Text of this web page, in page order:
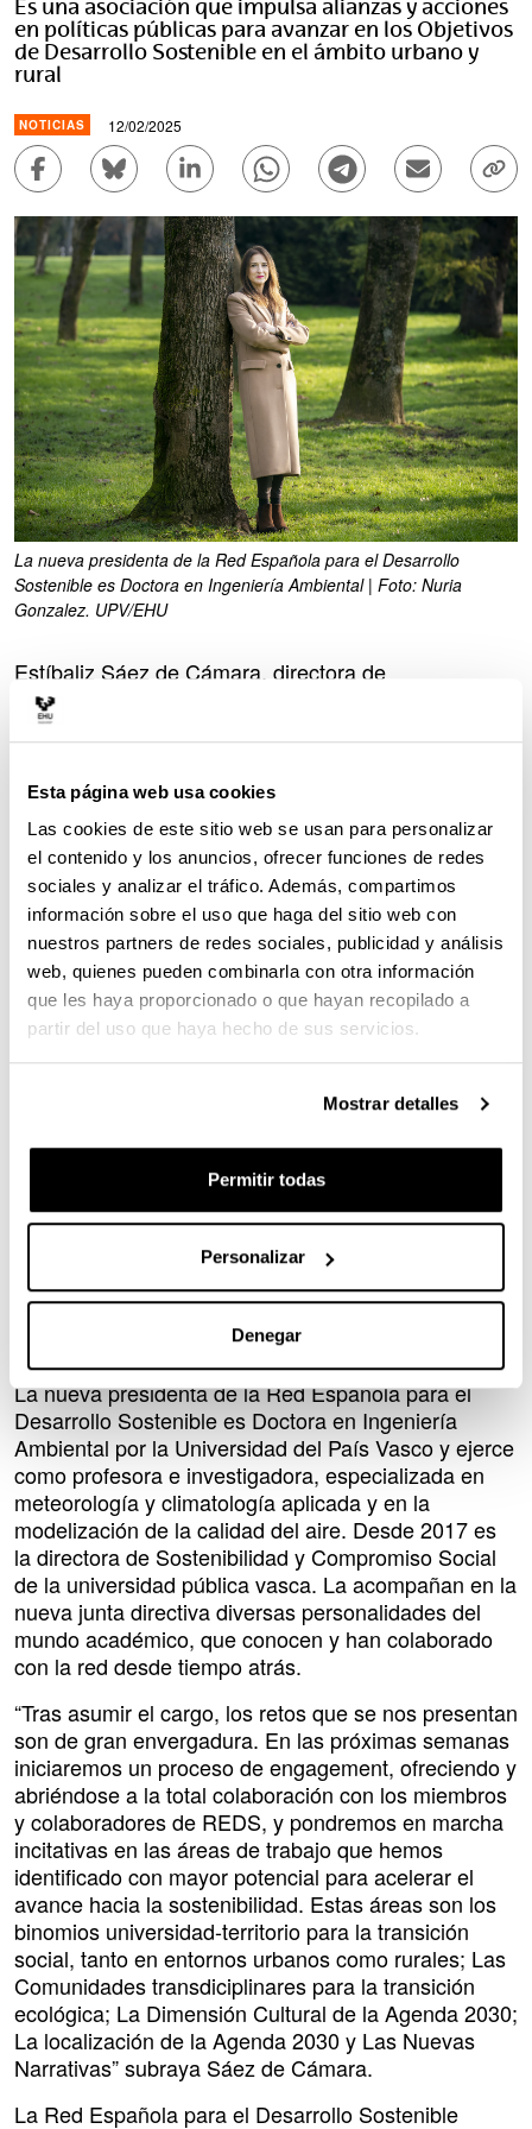
Esta página web usa cookies
Las cookies de este sitio web se usan para personalizar
el contenido y los anuncios, ofrecer funciones de redes
sociales y analizar el tráfico. Además, compartimos
información sobre el uso que haga del sitio web con
nuestros partners de redes sociales, publicidad y análisis
web, quienes pueden combinarla con otra información
que les haya proporcionado o que hayan recopilado a
partir del uso que haya hecho de sus servicios.
Mostrar detalles
Permitir todas
Personalizar
Denegar
Es una asociación que impulsa alianzas y acciones
en políticas públicas para avanzar en los Objetivos
de Desarrollo Sostenible en el ámbito urbano y
rural
NOTICIAS 12/02/2025
Compartir en Facebook - (Abre una nueva ventana)
Compartir en Bluesky - (Abre una nueva
Compartir en Linkedin - (Abre una
Compartir en Whatsapp -
Compartir enEnviar por
La nueva presidenta de la Red Española para el Desarrollo
Sostenible es Doctora en Ingeniería Ambiental | Foto: Nuria
Gonzalez. UPV/EHU
Estíbaliz Sáez de Cámara, directora de
Sostenibilidad y Compromiso Social de la
Universidad del País Vasco, ha sido nombrada
recientemente presidenta de la Red Española para
el Desarrollo Sostenible (REDS - SDSN Spain).
Sustituye en el cargo a Leire Pajín, ex ministra de
Sanidad, Política Social e Igualdad y actualmente
eurodiputada, que tras salir de la Junta Directiva se
ha integrado en el Consejo Asesor de la entidad.
Estíbaliz Sáez de Cámara asume el cargo tras haber
desempeñado la vicepresidencia primera de esta red
multiactor desde el año 2020.
Este nombramiento supone una apuesta por la
academia como actor estratégico en el liderazgo en
los procesos de desarrollo sostenible. Además, el
nombramiento de Estibaliz pone de relieve la
de las regiones, como es el caso de Euskadi, en una
red con alcance estatal e internacional (SDSN).
“Asumo la presidencia de REDS con gran ilusión y
con gran responsabilidad ya que debemos afrontar
una gran aceleración en un contexto global, donde
no somos ajenos al cuestionamiento de la Agenda
La nueva presidenta de la Red Española para el
Desarrollo Sostenible es Doctora en Ingeniería
Ambiental por la Universidad del País Vasco y ejerce
como profesora e investigadora, especializada en
meteorología y climatología aplicada y en la
modelización de la calidad del aire. Desde 2017 es
la directora de Sostenibilidad y Compromiso Social
de la universidad pública vasca. La acompañan en la
nueva junta directiva diversas personalidades del
mundo académico, que conocen y han colaborado
con la red desde tiempo atrás.
“Tras asumir el cargo, los retos que se nos presentan
son de gran envergadura. En las próximas semanas
iniciaremos un proceso de engagement, ofreciendo y
abriéndose a la total colaboración con los miembros
y colaboradores de REDS, y pondremos en marcha
incitativas en las áreas de trabajo que hemos
identificado con mayor potencial para acelerar el
avance hacia la sostenibilidad. Estas áreas son los
binomios universidad-territorio para la transición
social, tanto en entornos urbanos como rurales; Las
Comunidades transdiciplinares para la transición
ecológica; La Dimensión Cultural de la Agenda 2030;
La localización de la Agenda 2030 y Las Nuevas
Narrativas” subraya Sáez de Cámara.
La Red Española para el Desarrollo Sostenible